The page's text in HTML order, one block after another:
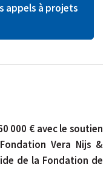
appels à projets
000 € avec le soutien
Vera Nijs &
de la Fondation de